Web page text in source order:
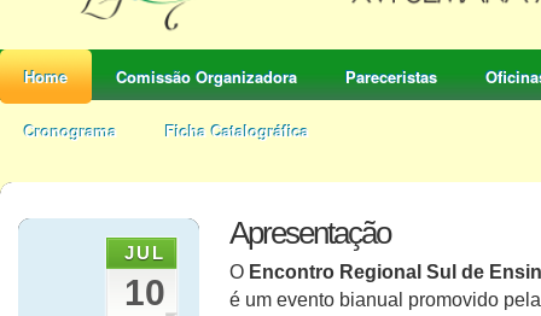
Home Comissão Organizadora Pareceristas
Cronograma Ficha Catalográfica
Apresentação
O Encontro Regional Sul de
é um evento bianual promovido
JUL
10